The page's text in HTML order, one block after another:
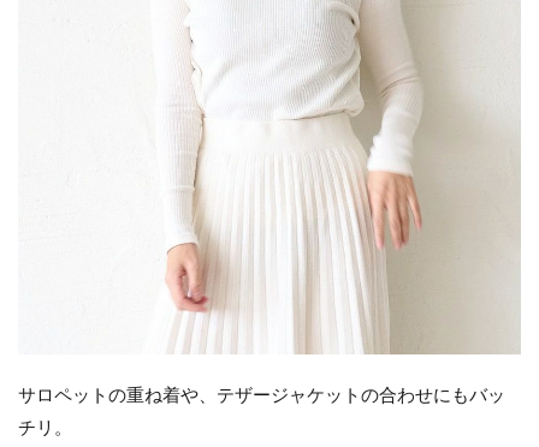
サロペットの重ね着や、テザージャケットの合わせにもバッ
チリ。